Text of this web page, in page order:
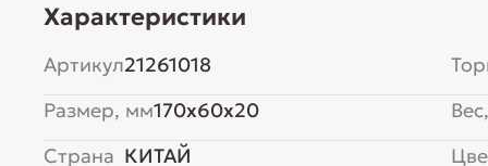
Характеристики
Артикул21261018
Размер, мм170x60x20
Страна КИТАЙ